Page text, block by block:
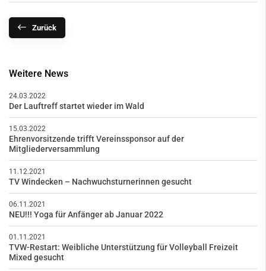
Zurück
Weitere News
24.03.2022
Der Lauftreff startet wieder im Wald
15.03.2022
Ehrenvorsitzende trifft Vereinssponsor auf der
Mitgliederversammlung
11.12.2021
TV Windecken – Nachwuchsturnerinnen gesucht
06.11.2021
NEU!!! Yoga für Anfänger ab Januar 2022
01.11.2021
TVW-Restart: Weibliche Unterstützung für Volleyball Freizeit
Mixed gesucht